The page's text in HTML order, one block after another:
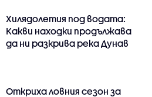
Хилядолетия под водата:
Какви находки продължава
да ни разкрива река Дунав
Откриха ловния сезон за